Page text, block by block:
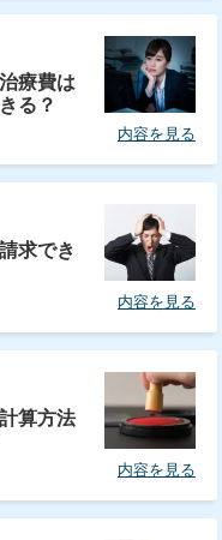
療費は
る？
内容を見る
求でき
内容を見る
算方法
内容を見る